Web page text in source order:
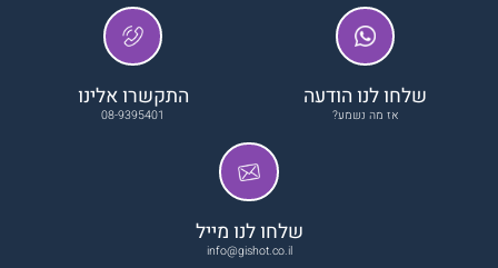
שלחו לנו הודעה
אז מה נשמע?
התקשרו אלינו
08-9395401
שלחו לנו מייל
info@gishot.co.il